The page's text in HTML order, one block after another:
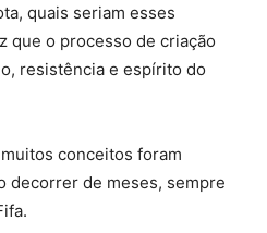
quais seriam esses
que o processo de criação
resistência e espírito do
conceitos foram
decorrer de meses, sempre